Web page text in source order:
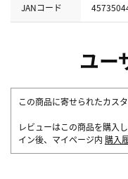
JANコード
ユー
この商品に寄せられたカス
レビューはこの商品を購入
イン後、マイページ内 購入